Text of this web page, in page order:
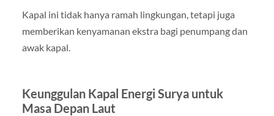
Kapal ini tidak hanya ramah lingkungan, tetapi juga
memberikan kenyamanan ekstra bagi penumpang dan
awak kapal.
Keunggulan Kapal Energi Surya untuk
Masa Depan Laut